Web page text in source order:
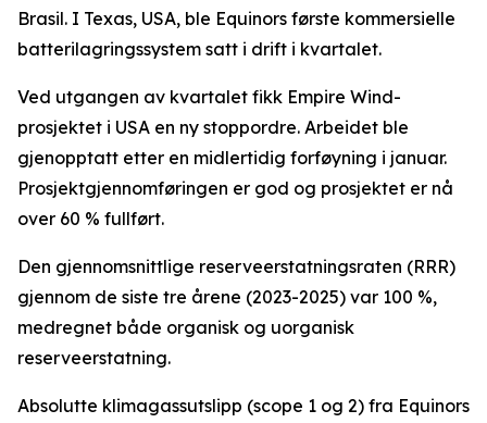
Brasil. I Texas, USA, ble Equinors første kommersielle
batterilagringssystem satt i drift i kvartalet.
Ved utgangen av kvartalet fikk Empire Wind-
prosjektet i USA en ny stoppordre. Arbeidet ble
gjenopptatt etter en midlertidig forføyning i januar.
Prosjektgjennomføringen er god og prosjektet er nå
over 60 % fullført.
Den gjennomsnittlige reserveerstatningsraten (RRR)
gjennom de siste tre årene (2023-2025) var 100 %,
medregnet både organisk og uorganisk
reserveerstatning.
Absolutte klimagassutslipp (scope 1 og 2) fra Equinors